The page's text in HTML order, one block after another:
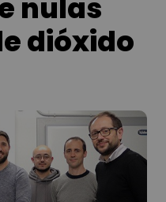
nulas
dióxido